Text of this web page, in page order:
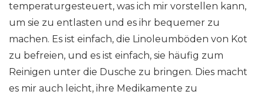
temperaturgesteuert, was ich mir vorstellen kann,
um sie zu entlasten und es ihr bequemer zu
machen. Es ist einfach, die Linoleumböden von Kot
zu befreien, und es ist einfach, sie häufig zum
Reinigen unter die Dusche zu bringen. Dies macht
es mir auch leicht, ihre Medikamente zu